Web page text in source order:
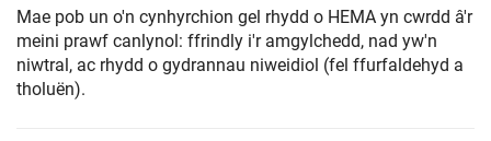
Mae pob un o'n cynhyrchion gel rhydd o HEMA yn cwrdd â'r
meini prawf canlynol: ffrindly i'r amgylchedd, nad yw'n
niwtral, ac rhydd o gydrannau niweidiol (fel ffurfaldehyd a
tholuën).